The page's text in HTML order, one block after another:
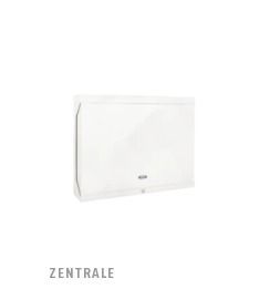
ZENTRALE